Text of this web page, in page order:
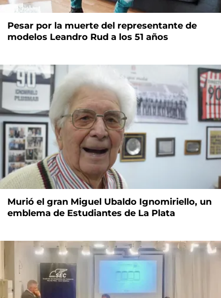
Pesar por la muerte del representante de
modelos Leandro Rud a los 51 años
Murió el gran Miguel Ubaldo Ignomiriello, un
emblema de Estudiantes de La Plata